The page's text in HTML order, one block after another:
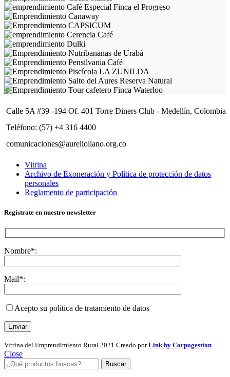
Calle 5A #39 -194 Of. 401 Torre Diners Club - Medellín, Colombia
Teléfono: (57) +4 316 4400
comunicaciones@aureliollano.org.co
Vitrina
Archivo de Exoneración y Política de protección de datos
personales
Reglamento de participación
Regístrate en nuestro newsletter
Nombre*:
Mail*:
Acepto su política de tratamiento de datos
Vitrina del Emprendimiento Rural 2021 Creado porLink by Corpogestion
Close
Buscar